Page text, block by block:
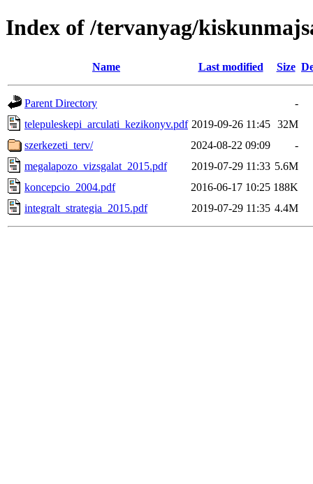
Index of /tervanyag/
Name Last modified Size
Parent Directory
-
telepuleskepi_arculati_kezikonyv.pdf 2019-09-26 11:45 32M
szerkezeti_terv/
2024-08-22 09:09
-
megalapozo_vizsgalat_2015.pdf
2019-07-29 11:33 5.6M
koncepcio_2004.pdf
2016-06-17 10:25 188K
integralt_strategia_2015.pdf
2019-07-29 11:35 4.4M